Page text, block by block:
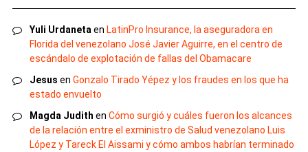
Yuli Urdaneta en LatinPro Insurance, la aseguradora en
Florida del venezolano José Javier Aguirre, en el centro de
escándalo de explotación de fallas del Obamacare
Jesus en Gonzalo Tirado Yépez y los fraudes en los que ha
estado envuelto
Magda Judith en Cómo surgió y cuáles fueron los alcances
de la relación entre el exministro de Salud venezolano Luis
López y Tareck El Aissami y cómo ambos habrían terminado